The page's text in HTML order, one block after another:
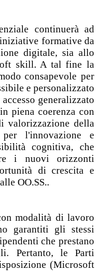
continuerà ad
formative da
digitale, sia allo
skill. A tal fine la
consapevole per
e personalizzato
generalizzato
piena coerenza con
della
l'innovazione e
cognitiva, che
i nuovi orizzonti
di crescita e
OO.SS..
modalità di lavoro
garantiti gli stessi
che prestano
Pertanto, le Parti
(Microsoft